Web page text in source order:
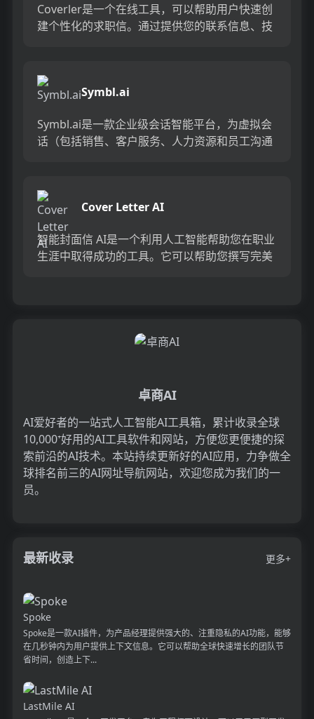
Coverler是一个在线工具，可以帮助用户快速创
建个性化的求职信。通过提供您的联系信息、技
Symbl.ai
Symbl.ai是一款企业级会话智能平台，为虚拟会
话（包括销售、客户服务、人力资源和员工沟通
Cover Letter AI
智能封面信 AI是一个利用人工智能帮助您在职业
生涯中取得成功的工具。它可以帮助您撰写完美
卓商AI
AI爱好者的一站式人工智能AI工具箱，累计收录全球
10,000⁺好用的AI工具软件和网站，方便您更便捷的探
索前沿的AI技术。本站持续更新好的AI应用，力争做全
球排名前三的AI网址导航网站，欢迎您成为我们的一
员。
最新收录 更多+
Spoke
Spoke是一款AI插件，为产品经理提供强大的、注重隐私的AI功能，能够
在几秒钟内为用户提供上下文信息。它可以帮助全球快速增长的团队节
省时间，创造上下...
LastMile AI